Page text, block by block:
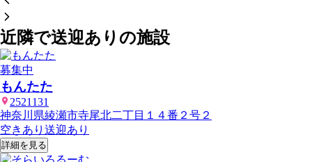
近隣で送迎ありの施設
募集中
もんたた
2521131
神奈川県綾瀬市寺尾北二丁目１４番２号２
空きあり 送迎あり
詳細を見る